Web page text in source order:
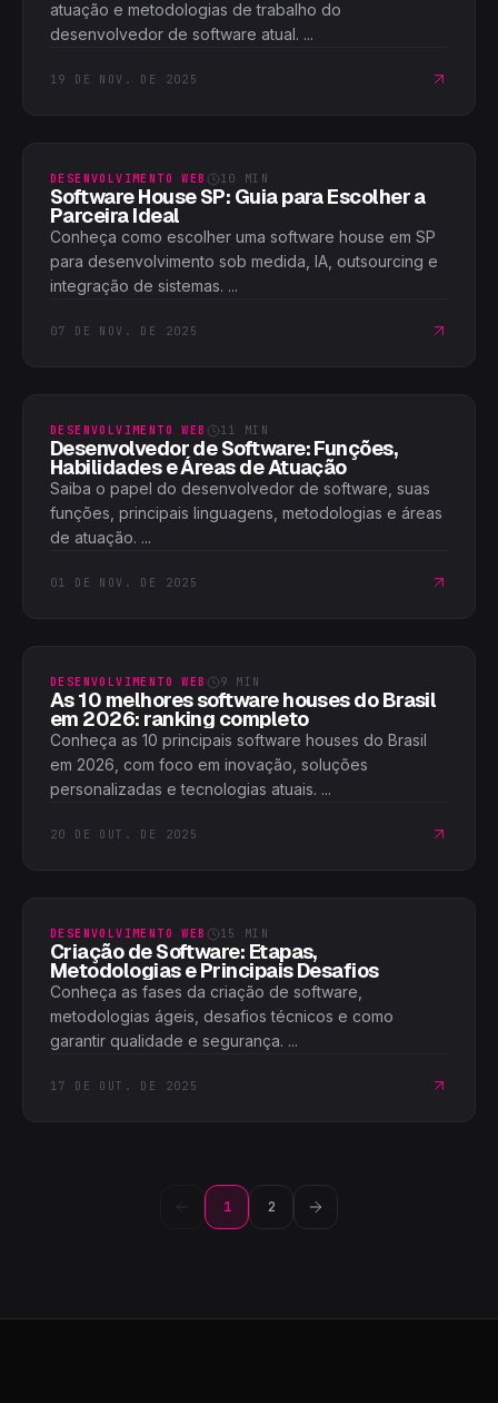
atuação e metodologias de trabalho do
desenvolvedor de software atual. ...
19 DE NOV. DE 2025
DESENVOLVIMENTO WEB 10 MIN
Software House SP: Guia para Escolher a
Parceira Ideal
Conheça como escolher uma software house em SP
para desenvolvimento sob medida, IA, outsourcing e
integração de sistemas. ...
07 DE NOV. DE 2025
DESENVOLVIMENTO WEB 11 MIN
Desenvolvedor de Software: Funções,
Habilidades e Áreas de Atuação
Saiba o papel do desenvolvedor de software, suas
funções, principais linguagens, metodologias e áreas
de atuação. ...
01 DE NOV. DE 2025
DESENVOLVIMENTO WEB 9 MIN
As 10 melhores software houses do Brasil
em 2026: ranking completo
Conheça as 10 principais software houses do Brasil
em 2026, com foco em inovação, soluções
personalizadas e tecnologias atuais. ...
20 DE OUT. DE 2025
DESENVOLVIMENTO WEB 15 MIN
Criação de Software: Etapas,
Metodologias e Principais Desafios
Conheça as fases da criação de software,
metodologias ágeis, desafios técnicos e como
garantir qualidade e segurança. ...
17 DE OUT. DE 2025
1 2